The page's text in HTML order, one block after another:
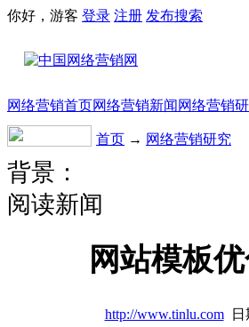
你好，游客 登录 注册 发布搜索
网络营销首页网络营销新闻 网络营销
首页 → 网络营销研究
背景：
阅读新闻
网站模板
http://www.tinlu.com日